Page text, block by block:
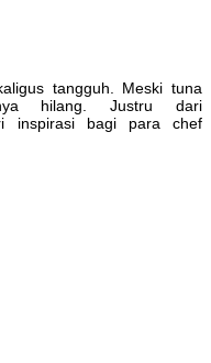
tangguh. Meski tuna
hilang. Justru dari
inspirasi bagi para chef